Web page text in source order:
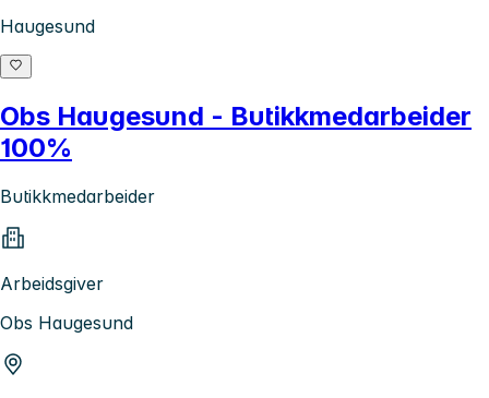
Haugesund
Obs Haugesund - Butikkmedarbeider
100%
Butikkmedarbeider
Arbeidsgiver
Obs Haugesund